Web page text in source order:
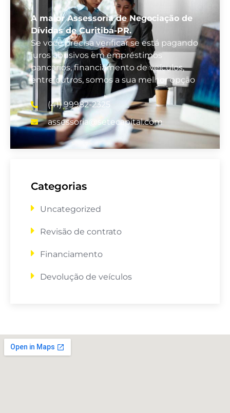
A maior Assessoria de Negociação de
Dívidas de Curitiba-PR.
Se você precisa verificar se está pagando
juros abusivos em empréstimos
bancários, financiamento de veículos,
entre outros, somos a sua melhor opção
(41) 99982-2325
assessoria@setecapital.com
Categorias
Uncategorized
Revisão de contrato
Financiamento
Devolução de veículos